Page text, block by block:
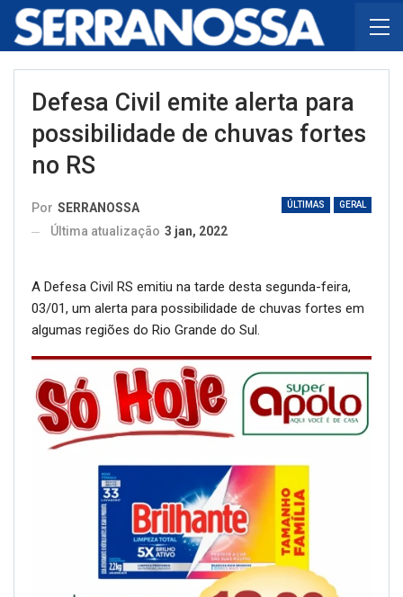
Defesa Civil emite alerta para
possibilidade de chuvas fortes
no RS
ÚLTIMAS GERAL
Por SERRANOSSA
Última atualização 3 jan, 2022
A Defesa Civil RS emitiu na tarde desta segunda-feira,
03/01, um alerta para possibilidade de chuvas fortes em
algumas regiões do Rio Grande do Sul.